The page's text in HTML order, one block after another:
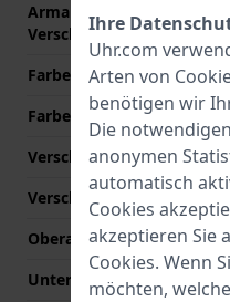
Armandbreite am
Verschluß
Farbe des Armbands
Farbe der Naht
Verschlusstyp
Verschlussfarbe
Oberarmbandlänge (mm)
Unterarmbandlänge (mm)
Ihre
Uhr.com
Arten von
benötigen wir
Die
anonymen
automatisch
Cookies
akzeptieren Sie
Cookies. Wenn
möchten,